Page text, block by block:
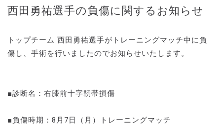
西田勇祐選手の負傷に関するお知らせ
トップチーム 西田勇祐選手がトレーニングマッチ中に負
傷し、手術を行いましたのでお知らせいたします。
■診断名：右膝前十字靭帯損傷
■負傷時期：8月7日（月）トレーニングマッチ